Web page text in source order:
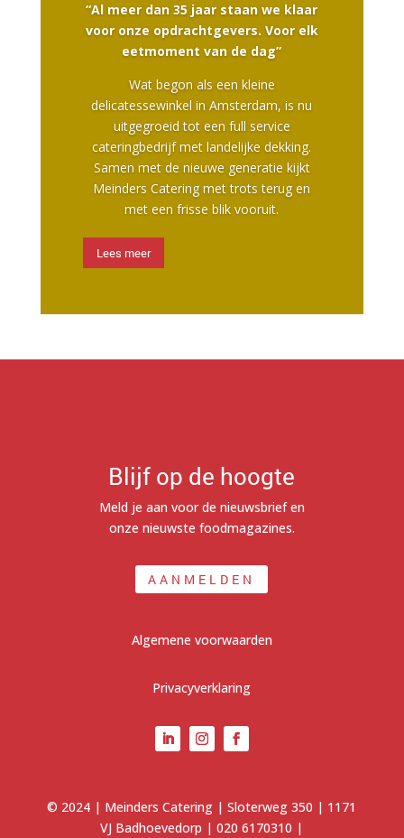
“Al meer dan 35 jaar staan we klaar
voor onze opdrachtgevers. Voor elk
eetmoment van de dag”
Wat begon als een kleine
delicatessewinkel in Amsterdam, is nu
uitgegroeid tot een full service
cateringbedrijf met landelijke dekking.
Samen met de nieuwe generatie kijkt
Meinders Catering met trots terug en
met een frisse blik vooruit.
Lees meer
Blijf op de hoogte
Meld je aan voor de nieuwsbrief en
onze nieuwste foodmagazines.
AANMELDEN
Algemene voorwaarden
Privacyverklaring
© 2024 | Meinders Catering | Sloterweg 350 | 1171
VJ Badhoevedorp |020 6170310 |